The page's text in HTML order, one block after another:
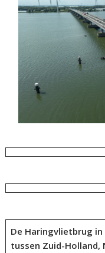
De Haringvlietbrug in
tussen Zuid-Holland,